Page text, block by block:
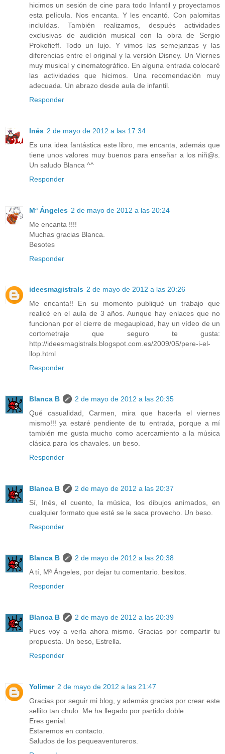
hicimos un sesión de cine para todo Infantil y proyectamos
esta película. Nos encanta. Y les encantó. Con palomitas
incluídas. También realizamos, después actividades
exclusivas de audición musical con la obra de Sergio
Prokofieff. Todo un lujo. Y vimos las semejanzas y las
diferencias entre el original y la versión Disney. Un Viernes
muy musical y cinematográfico. En alguna entrada colocaré
las actividades que hicimos. Una recomendación muy
adecuada. Un abrazo desde aula de infantil.
Responder
Inés 2 de mayo de 2012 a las 17:34
Es una idea fantástica este libro, me encanta, además que
tiene unos valores muy buenos para enseñar a los niñ@s.
Un saludo Blanca ^^
Responder
Mª Ángeles 2 de mayo de 2012 a las 20:24
Me encanta !!!!
Muchas gracias Blanca.
Besotes
Responder
ideesmagistrals 2 de mayo de 2012 a las 20:26
Me encanta!! En su momento publiqué un trabajo que
realicé en el aula de 3 años. Aunque hay enlaces que no
funcionan por el cierre de megaupload, hay un vídeo de un
cortometraje que seguro te gusta:
http://ideesmagistrals.blogspot.com.es/2009/05/pere-i-el-
llop.html
Responder
Blanca B
2 de mayo de 2012 a las 20:35
Qué casualidad, Carmen, mira que hacerla el viernes
mismo!!! ya estaré pendiente de tu entrada, porque a mí
también me gusta mucho como acercamiento a la música
clásica para los chavales. un beso.
Responder
Blanca B
2 de mayo de 2012 a las 20:37
Sí, Inés, el cuento, la música, los dibujos animados, en
cualquier formato que esté se le saca provecho. Un beso.
Responder
Blanca B
2 de mayo de 2012 a las 20:38
A tí, Mª Ángeles, por dejar tu comentario. besitos.
Responder
Blanca B
2 de mayo de 2012 a las 20:39
Pues voy a verla ahora mismo. Gracias por compartir tu
propuesta. Un beso, Estrella.
Responder
Yolimer 2 de mayo de 2012 a las 21:47
Gracias por seguir mi blog, y además gracias por crear este
sellito tan chulo. Me ha llegado por partido doble.
Eres genial.
Estaremos en contacto.
Saludos de los pequeaventureros.